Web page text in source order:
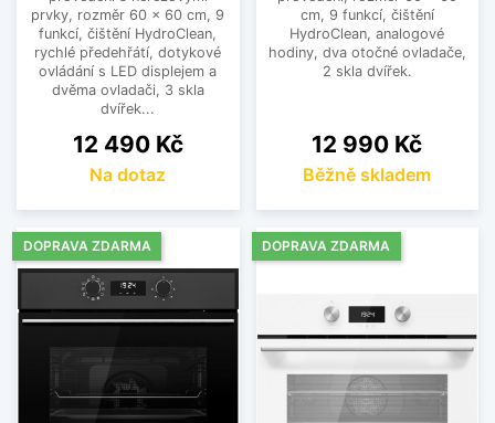
prvky, rozměr 60 x 60 cm, 9
funkcí, čištění HydroClean,
rychlé předehřátí, dotykové
ovládání s LED displejem a
dvěma ovladači, 3 skla
dvířek...
Cena
12 490 Kč
Na dotaz
cm, 9 funkcí, čištění
HydroClean, analogové
hodiny, dva otočné ovladače,
2 skla dvířek.
Cena
12 990 Kč
Běžně skladem
DOPRAVA ZDARMA DOPRAVA ZDARMA